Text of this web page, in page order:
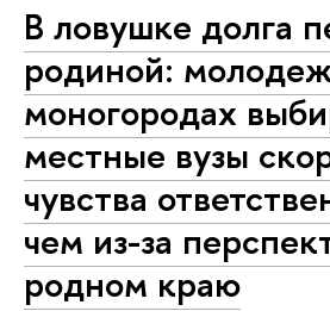
В ловушке долга
родиной:
моногородах
местные вузы
чувства
чем из-за
родном краю